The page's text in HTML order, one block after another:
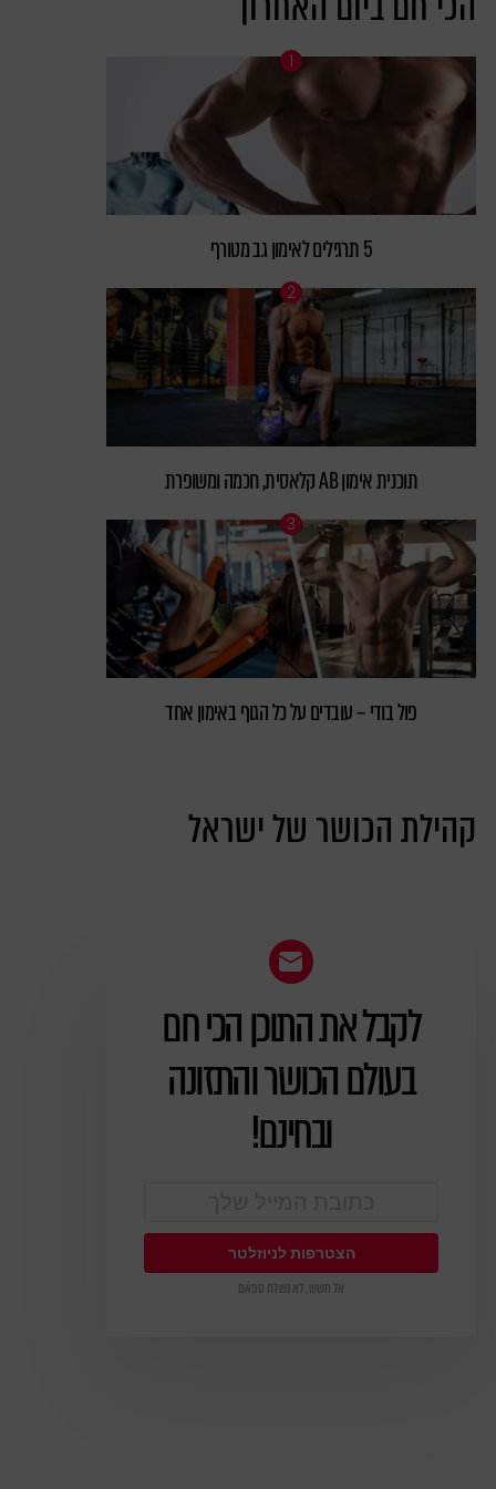
5 תרגילים לאימון גב מטורף
תוכנית אימון AB קלאסית, חכמה ומשופרת
פול בודי – עובדים על כל הגוף באימון אחד
קהילת הכושר של ישראל
ניוזלטר
לקבל את התוכן הכי חם
בעולם הכושר והתזונה
ובחינם!
אל חשש, לא נשלח ספאם